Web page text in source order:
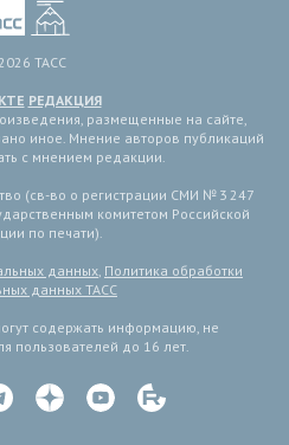
ТАСС
РЕДАКЦИЯ
размещенные на сайте,
иное. Мнение авторов публикаций
с мнением редакции.
(св-во о регистрации СМИ № 3 247
комитетом Российской
по печати).
данных, Политика обработки
данных ТАСС
содержать информацию, не
пользователей до 16 лет.